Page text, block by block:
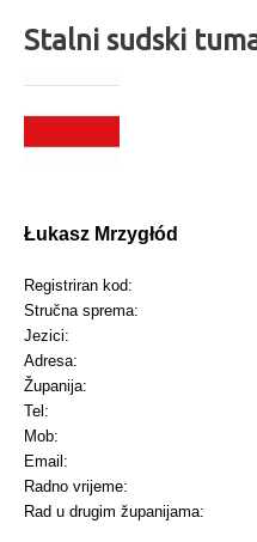
Stalni sudski
Łukasz Mrzygłód
Registriran kod:
Stručna sprema:
Jezici:
Adresa:
Županija:
Tel:
Mob:
Email:
Radno vrijeme:
Rad u drugim županijama: